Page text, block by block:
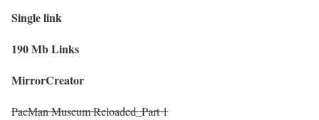
Single link
190 Mb Links
MirrorCreator
PacMan Museum Reloaded_Part 1